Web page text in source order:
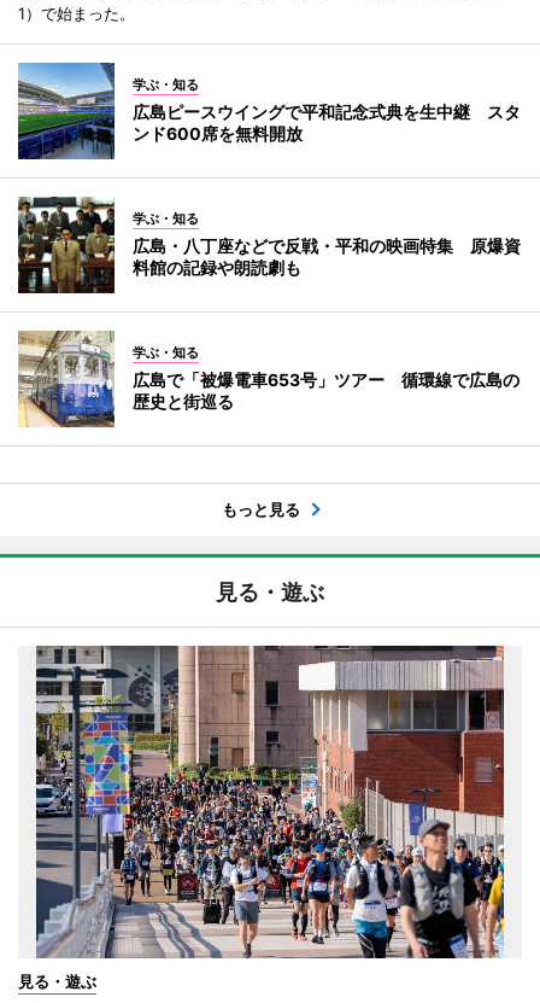
1）で始まった。
学ぶ・知る
広島ピースウイングで平和記念式典を生中継 スタ
ンド600席を無料開放
学ぶ・知る
広島・八丁座などで反戦・平和の映画特集 原爆資
料館の記録や朗読劇も
学ぶ・知る
広島で「被爆電車653号」ツアー 循環線で広島の
歴史と街巡る
もっと見る
見る・遊ぶ
見る・遊ぶ